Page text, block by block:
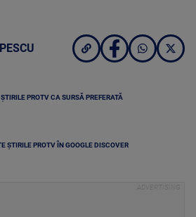
PROTV CA SURSĂ PREFERATĂ
ȘTIRILE PROTV ÎN GOOGLE DISCOVER